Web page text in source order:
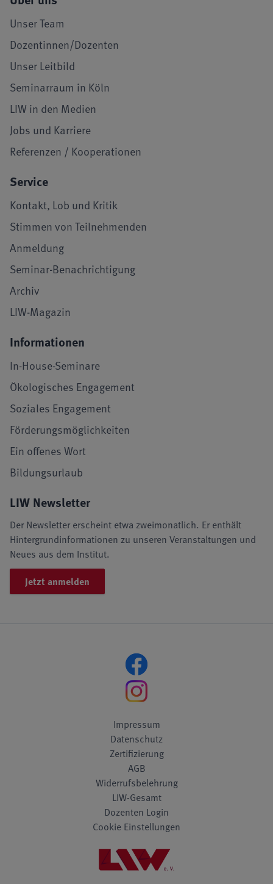
Unser Team
Dozentinnen/Dozenten
Unser Leitbild
Seminarraum in Köln
LIW in den Medien
Jobs und Karriere
Referenzen / Kooperationen
Service
Kontakt, Lob und Kritik
Stimmen von Teilnehmenden
Anmeldung
Seminar-Benachrichtigung
Archiv
LIW-Magazin
Informationen
In-House-Seminare
Ökologisches Engagement
Soziales Engagement
Förderungsmöglichkeiten
Ein offenes Wort
Bildungsurlaub
LIW Newsletter
Der Newsletter erscheint etwa zweimonatlich. Er enthält
Hintergrundinformationen zu unseren Veranstaltungen und
Neues aus dem Institut.
Jetzt anmelden
Impressum
Datenschutz
Zertifizierung
AGB
Widerrufsbelehrung
LIW-Gesamt
Dozenten Login
Cookie Einstellungen